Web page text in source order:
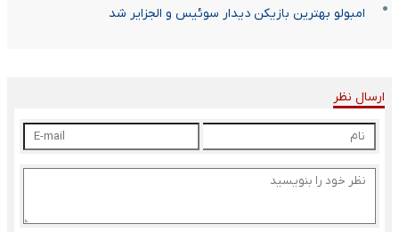
امبولو بهترین بازیکن دیدار سوئیس و الجزایر شد
ارسال نظر